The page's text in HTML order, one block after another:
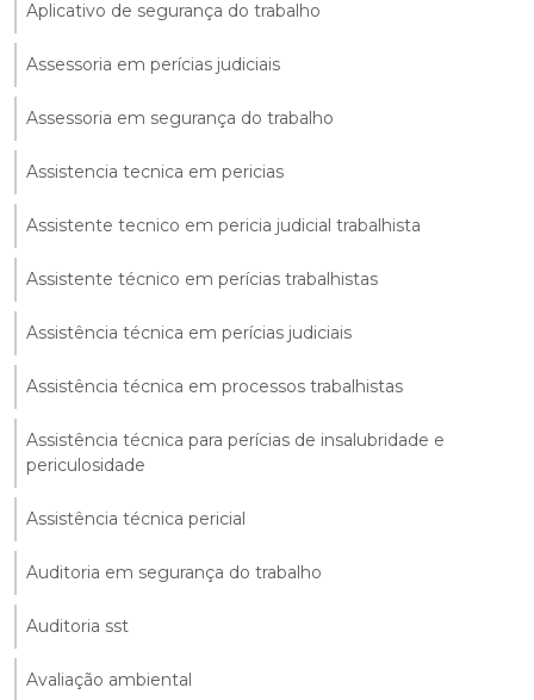
Aplicativo de segurança do trabalho
Assessoria em perícias judiciais
Assessoria em segurança do trabalho
Assistencia tecnica em pericias
Assistente tecnico em pericia judicial trabalhista
Assistente técnico em perícias trabalhistas
Assistência técnica em perícias judiciais
Assistência técnica em processos trabalhistas
Assistência técnica para perícias de insalubridade e
periculosidade
Assistência técnica pericial
Auditoria em segurança do trabalho
Auditoria sst
Avaliação ambiental